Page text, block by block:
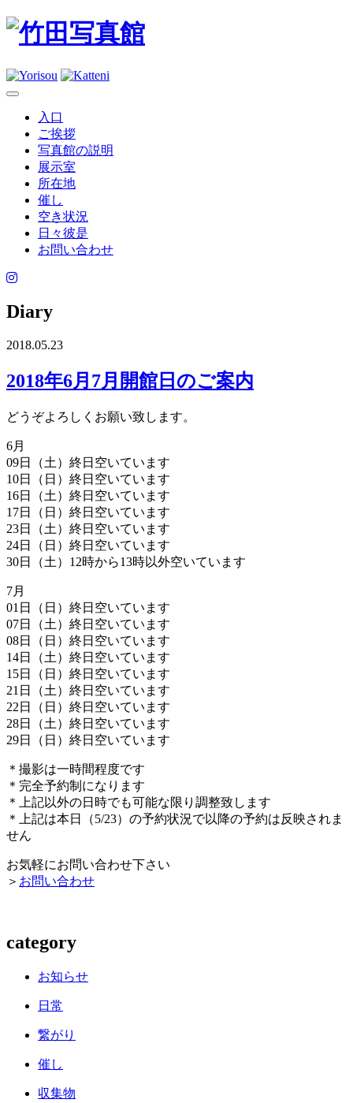
入口
ご挨拶
写真館の説明
展示室
所在地
催し
空き状況
日々彼是
お問い合わせ
Diary
2018.05.23
2018年6月7月開館日のご案内
どうぞよろしくお願い致します。
6月
09日（土）終日空いています
10日（日）終日空いています
16日（土）終日空いています
17日（日）終日空いています
23日（土）終日空いています
24日（日）終日空いています
30日（土）12時から13時以外空いています
7月
01日（日）終日空いています
07日（土）終日空いています
08日（日）終日空いています
14日（土）終日空いています
15日（日）終日空いています
21日（土）終日空いています
22日（日）終日空いています
28日（土）終日空いています
29日（日）終日空いています
＊撮影は一時間程度です
＊完全予約制になります
＊上記以外の日時でも可能な限り調整致します
＊上記は本日（5/23）の予約状況で以降の予約は反映されま
せん
お気軽にお問い合わせ下さい
＞ お問い合わせ
category
お知らせ
日常
繋がり
催し
収集物